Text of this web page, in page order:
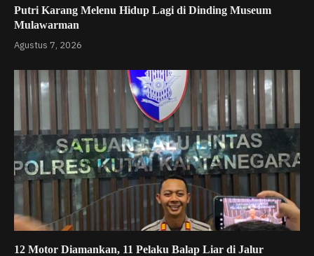
Putri Karang Melenu Hidup Lagi di Dinding Museum
Mulawarman
Agustus 7, 2026
12 Motor Diamankan, 11 Pelaku Balap Liar di Jalur